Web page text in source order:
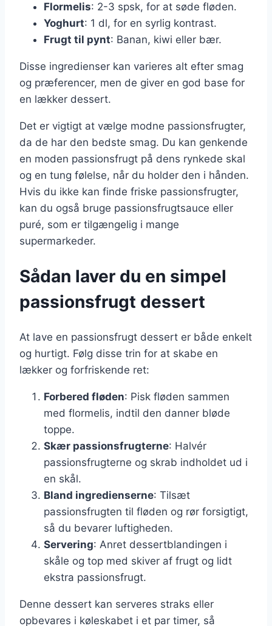
Flormelis: 2-3 spsk, for at søde fløden.
Yoghurt: 1 dl, for en syrlig kontrast.
Frugt til pynt: Banan, kiwi eller bær.
Disse ingredienser kan varieres alt efter smag
og præferencer, men de giver en god base for
en lækker dessert.
Det er vigtigt at vælge modne passionsfrugter,
da de har den bedste smag. Du kan genkende
en moden passionsfrugt på dens rynkede skal
og en tung følelse, når du holder den i hånden.
Hvis du ikke kan finde friske passionsfrugter,
kan du også bruge passionsfrugtsauce eller
puré, som er tilgængelig i mange
supermarkeder.
Sådan laver du en simpel
passionsfrugt dessert
At lave en passionsfrugt dessert er både enkelt
og hurtigt. Følg disse trin for at skabe en
lækker og forfriskende ret:
Forbered fløden: Pisk fløden sammen
med flormelis, indtil den danner bløde
toppe.
Skær passionsfrugterne: Halvér
passionsfrugterne og skrab indholdet ud i
en skål.
Bland ingredienserne: Tilsæt
passionsfrugten til fløden og rør forsigtigt,
så du bevarer luftigheden.
Servering: Anret dessertblandingen i
skåle og top med skiver af frugt og lidt
ekstra passionsfrugt.
Denne dessert kan serveres straks eller
opbevares i køleskabet i et par timer, så